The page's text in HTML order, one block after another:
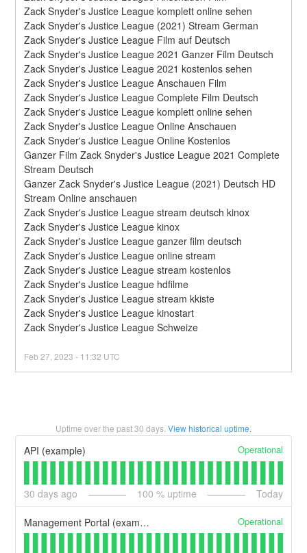
Zack Snyder's Justice League komplett online sehen
Zack Snyder's Justice League (2021) Stream German
Zack Snyder's Justice League Film auf Deutsch
Zack Snyder's Justice League 2021 Ganzer Film Deutsch
Zack Snyder's Justice League 2021 kostenlos sehen
Zack Snyder's Justice League Anschauen Film
Zack Snyder's Justice League Complete Film Deutsch
Zack Snyder's Justice League komplett online sehen
Zack Snyder's Justice League Online Anschauen
Zack Snyder's Justice League Online Kostenlos
Ganzer Film Zack Snyder's Justice League 2021 Complete
Stream Deutsch
Ganzer Zack Snyder's Justice League (2021) Deutsch HD
Stream Online anschauen
Zack Snyder's Justice League stream deutsch kinox
Zack Snyder's Justice League kinox
Zack Snyder's Justice League ganzer film deutsch
Zack Snyder's Justice League online stream
Zack Snyder's Justice League stream kostenlos
Zack Snyder's Justice League hdfilme
Zack Snyder's Justice League stream kkiste
Zack Snyder's Justice League kinostart
Zack Snyder's Justice League Schweize
Feb27 ,2023 - 11:32 UTC
Uptime over the past30 days. View historical uptime.
API (example) Operational
30 days ago 100 % uptime Today
Management Portal (example) Operational